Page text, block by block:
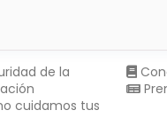
de la
cuidamos tus